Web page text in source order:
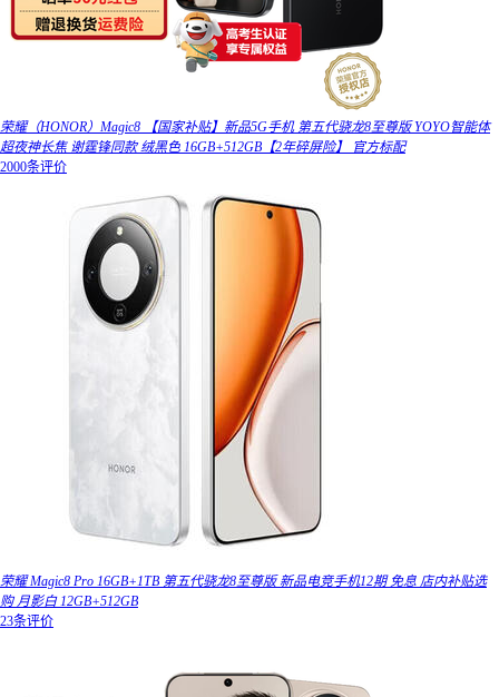
荣耀（HONOR）Magic8 【国家补贴】新品5G手机 第五代骁龙8至尊版 YOYO智能体
超夜神长焦 谢霆锋同款 绒黑色 16GB+512GB【2年碎屏险】 官方标配
2000条评价
荣耀 Magic8 Pro 16GB+1TB 第五代骁龙8至尊版 新品电竞手机12期 免息 店内补贴选
购 月影白 12GB+512GB
23条评价